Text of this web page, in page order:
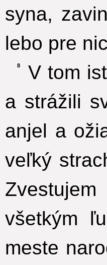
syna,
lebo pre
8
V tom
a strážili
anjel a
veľký
všetkým
meste